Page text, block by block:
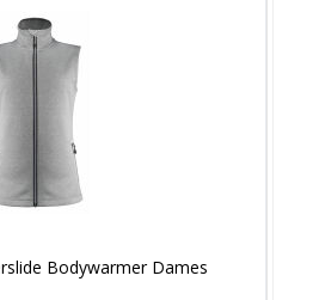
Bodywarmer Dames